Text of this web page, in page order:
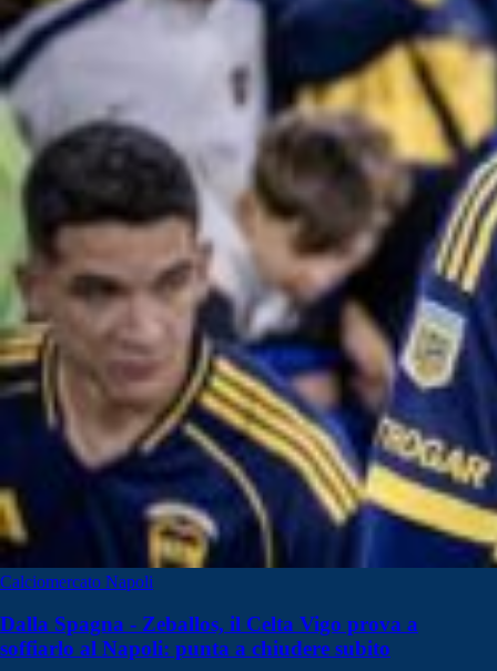
Calciomercato Napoli
Dalla Spagna - Zeballos, il Celta Vigo prova a
soffiarlo al Napoli: punta a chiudere subito